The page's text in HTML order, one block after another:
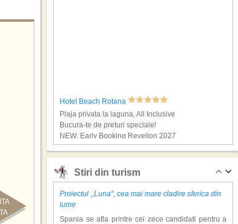
Hotel Beach Rotana
Plaja privata la laguna, All Inclusive
Bucura-te de preturi speciale!
NEW: Early Booking Revelion 2027
Vacante exotice-n Mauritius
Stiri din turism
Proiectul ,,Luna'', cea mai mare cladire sferica din
lume
Spania se afla printre cei zece candidati pentru a